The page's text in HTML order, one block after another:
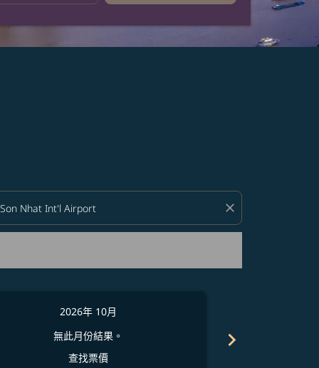
close
2026年 10月
無此月份結果。
查找票價
chevron_right